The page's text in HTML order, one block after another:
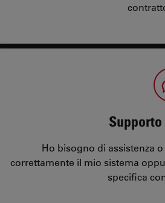
Ho bisogno di assistenza
correttamente il mio sistema
specifica